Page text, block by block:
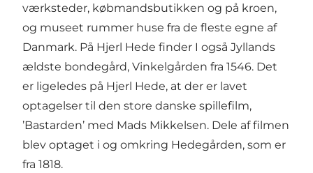
værksteder, købmandsbutikken og på kroen,
og museet rummer huse fra de fleste egne af
Danmark. På Hjerl Hede finder I også Jyllands
ældste bondegård, Vinkelgården fra 1546. Det
er ligeledes på Hjerl Hede, at der er lavet
optagelser til den store danske spillefilm,
’Bastarden’ med Mads Mikkelsen. Dele af filmen
blev optaget i og omkring Hedegården, som er
fra 1818.